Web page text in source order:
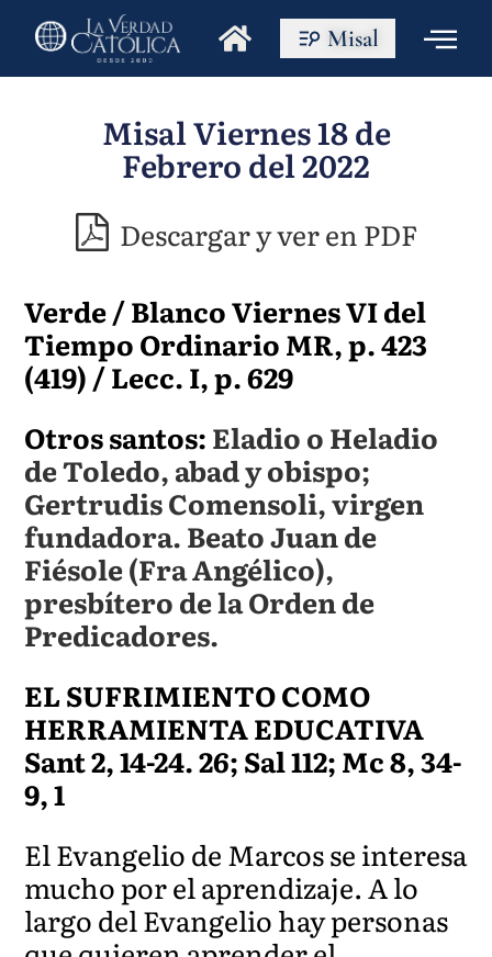
Misal
Misal Viernes 18 de
Febrero del 2022
Descargar y ver en PDF
Verde / Blanco Viernes VI del
Tiempo Ordinario MR, p. 423
(419) / Lecc. I, p. 629
Otros santos:Eladio o Heladio
de Toledo, abad y obispo;
Gertrudis Comensoli, virgen
fundadora. Beato Juan de
Fiésole (Fra Angélico),
presbítero de la Orden de
Predicadores.
EL SUFRIMIENTO COMO
HERRAMIENTA EDUCATIVA
Sant 2, 14-24. 26; Sal 112; Mc 8, 34-
9, 1
El Evangelio de Marcos se interesa
mucho por el aprendizaje. A lo
largo del Evangelio hay personas